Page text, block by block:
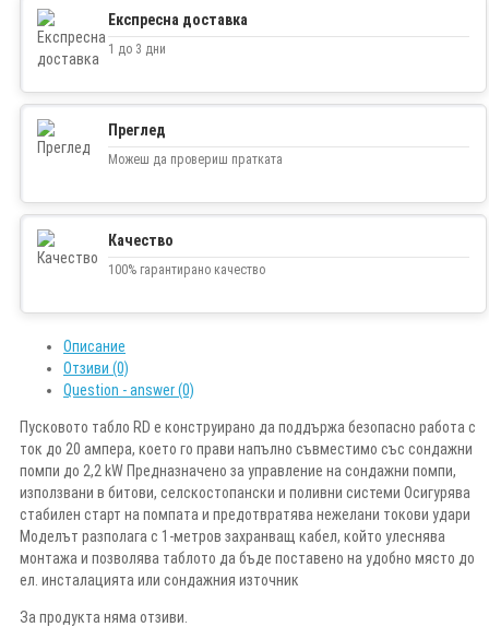
Експресна доставка
1 до 3 дни
Преглед
Можеш да провериш пратката
Качество
100% гарантирано качество
Описание
Отзиви (0)
Question - answer (0)
Пусковото табло RD е конструирано да поддържа безопасно работа с
ток до 20 ампера, което го прави напълно съвместимо със сондажни
помпи до 2,2 kW Предназначено за управление на сондажни помпи,
използвани в битови, селскостопански и поливни системи Осигурява
стабилен старт на помпата и предотвратява нежелани токови удари
Моделът разполага с 1-метров захранващ кабел, който улеснява
монтажа и позволява таблото да бъде поставено на удобно място до
ел. инсталацията или сондажния източник
За продукта няма отзиви.